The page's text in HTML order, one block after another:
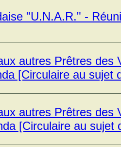
"U.N.A.R." -
autres Prêtres des
[Circulaire au sujet
autres Prêtres des
[Circulaire au sujet